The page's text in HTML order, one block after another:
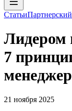
Статьи
Лидером
7
21 ноября 2025